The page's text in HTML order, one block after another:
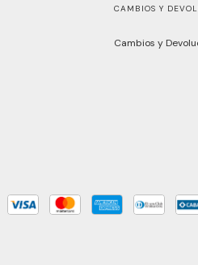
CAMBIOS Y
Cambios y